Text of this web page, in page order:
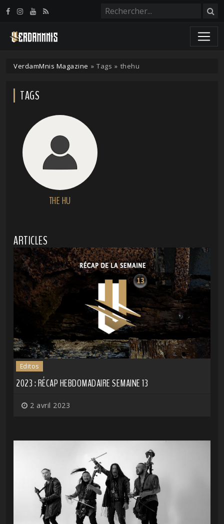
VerdamMnis Magazine » Tags » thehu
TAGS
THE HU
ARTICLES
Editos
2023 : RÉCAP HEBDOMADAIRE SEMAINE 13
2 avril 2023
Panneau de gestion des cookies